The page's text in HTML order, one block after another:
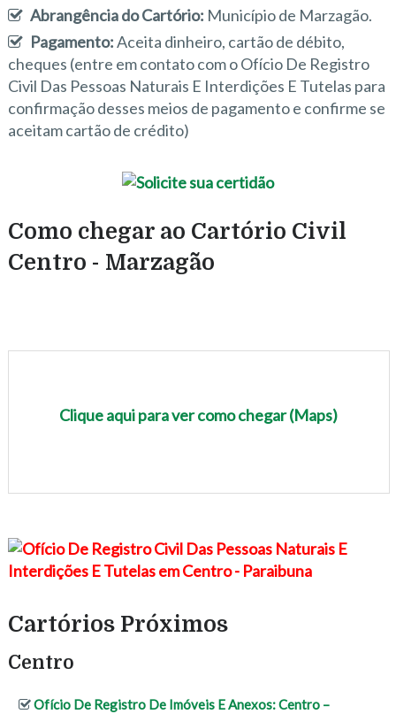
Abrangência do Cartório: Município de Marzagão.
Pagamento:Aceita dinheiro, cartão de débito,
cheques (entre em contato com o Ofício De Registro
Civil Das Pessoas Naturais E Interdições E Tutelas para
confirmação desses meios de pagamento e confirme se
aceitam cartão de crédito)
Como chegar ao Cartório Civil
Centro - Marzagão
Clique aqui para ver como chegar (Maps)
Cartórios Próximos
Centro
Ofício De Registro De Imóveis E Anexos: Centro –